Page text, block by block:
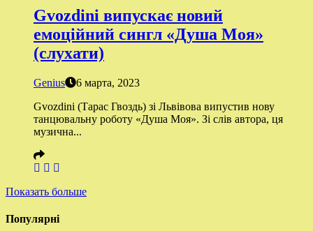
Gvozdini випускає новий
емоційний сингл «Душа Моя»
(слухати)
Genius
6 марта, 2023
Gvozdini (Тарас Гвоздь) зі Львівова випустив нову
танцювальну роботу «Душа Моя». Зі слів автора, ця
музична...
Показать больше
Популярні